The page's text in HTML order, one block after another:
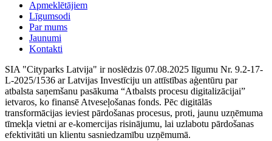
Apmeklētājiem
Līgumsodi
Par mums
Jaunumi
Kontakti
SIA "Cityparks Latvija" ir noslēdzis 07.08.2025 līgumu Nr. 9.2-17-
L-2025/1536 ar Latvijas Investīciju un attīstības aģentūru par
atbalsta saņemšanu pasākuma “Atbalsts procesu digitalizācijai”
ietvaros, ko finansē Atveseļošanas fonds. Pēc digitālās
transformācijas ieviest pārdošanas procesus, proti, jaunu uzņēmuma
tīmekļa vietni ar e-komercijas risinājumu, lai uzlabotu pārdošanas
efektivitāti un klientu sasniedzamību uzņēmumā.